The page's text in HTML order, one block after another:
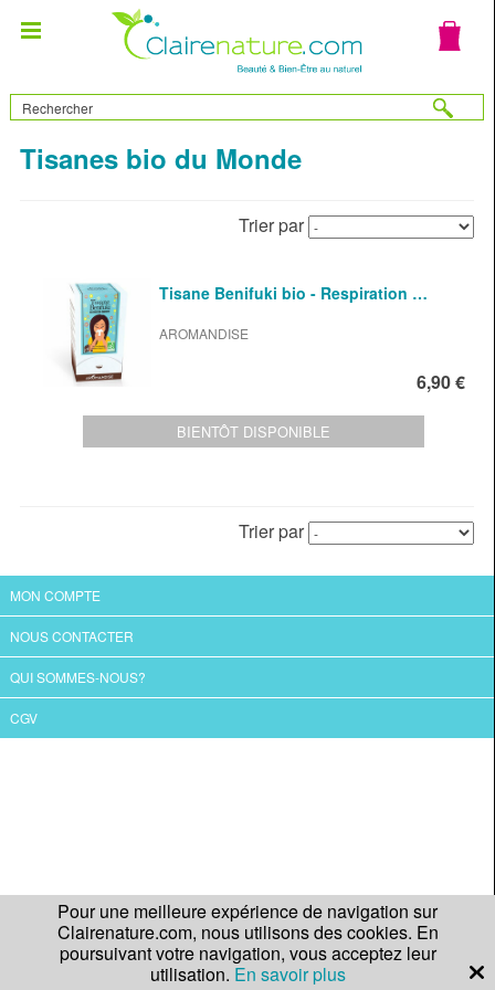
Tisanes bio du Monde
Trier par
Tisane Benifuki bio - Respiration …
AROMANDISE
6,90 €
BIENTÔT DISPONIBLE
Trier par
MON COMPTE
NOUS CONTACTER
QUI SOMMES-NOUS?
CGV
Pour une meilleure expérience de navigation sur
Clairenature.com, nous utilisons des cookies. En
poursuivant votre navigation, vous acceptez leur
utilisation. En savoir plus